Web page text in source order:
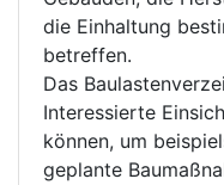
die Einhaltung
betreffen.
Das
Interessierte
können, um
geplante